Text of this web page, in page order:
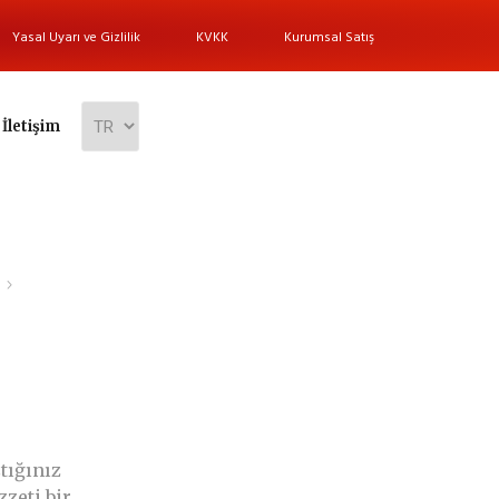
Yasal Uyarı ve Gizlilik KVKK Kurumsal Satış
İletişim